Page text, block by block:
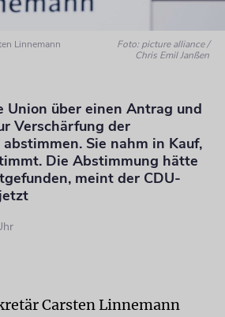
Linnemann
Foto: picture alliance /
Chris Emil Janßen
Union über einen Antrag und
Verschärfung der
Sie nahm in Kauf,
Die Abstimmung hätte
meint der CDU-
Carsten Linnemann